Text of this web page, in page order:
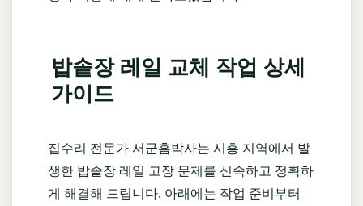
밥솥장 레일 교체 작업 상세
가이드
집수리 전문가 서군홈박사는 시흥 지역에서 발
생한 밥솥장 레일 고장 문제를 신속하고 정확하
게 해결해 드립니다. 아래에는 작업 준비부터